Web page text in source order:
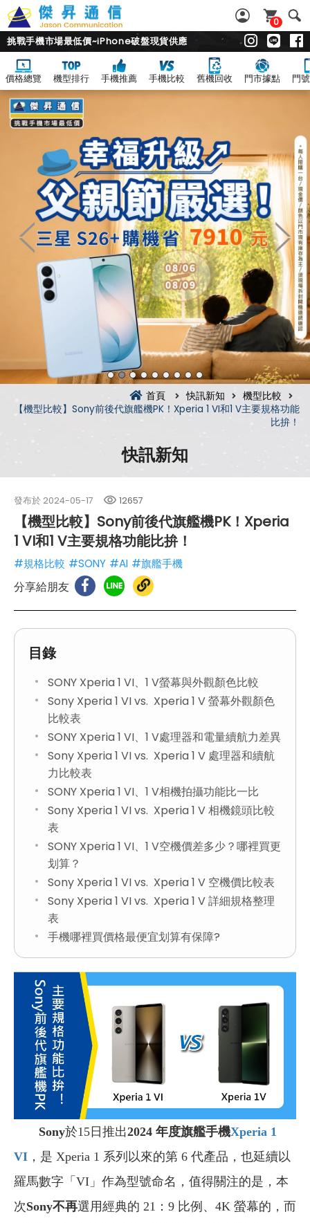
0
挑戰手機市場最低價~iPhone破盤現貨供應
價格總覽 機型排行 手機推薦 手機比較 舊機回收 門市據點 門
首頁 快訊新知
機型比較
【機型比較】Sony前後代旗艦機PK！Xperia 1 VI和1 V主要規格功能
比拚！
快訊新知
發布於 2024-05-17 12657
【機型比較】Sony前後代旗艦機PK！Xperia
1 VI和1 V主要規格功能比拚！
#規格比較 #SONY #AI #旗艦手機
分享給朋友
目錄
SONY Xperia 1 VI、1 V螢幕與外觀顏色比較
Sony Xperia 1 VI vs. Xperia 1 V 螢幕外觀顏色
比較表
SONY Xperia 1 VI、1 V處理器和電量續航力差異
Sony Xperia 1 VI vs. Xperia 1 V 處理器和續航
力比較表
SONY Xperia 1 VI、1 V相機拍攝功能比一比
Sony Xperia 1 VI vs. Xperia 1 V 相機鏡頭比較
表
SONY Xperia 1 VI、1 V空機價差多少？哪裡買更
划算？
Sony Xperia 1 VI vs. Xperia 1 V 空機價比較表
Sony Xperia 1 VI vs. Xperia 1 V 詳細規格整理
表
手機哪裡買價格最便宜划算有保障?
Sony於15日推出2024 年度旗艦手機Xperia 1
VI ，是 Xperia 1 系列以來的第 6 代產品，也延續以
羅馬數字「VI」作為型號命名，值得關注的是，本
次Sony不再選用經典的 21：9 比例、4K 螢幕的，而